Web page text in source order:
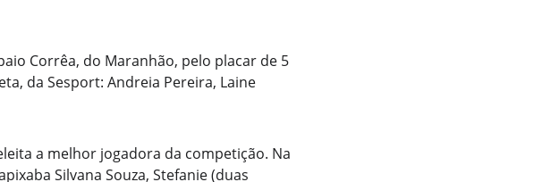
Corrêa, do Maranhão, pelo placar de 5
da Sesport: Andreia Pereira, Laine
a melhor jogadora da competição. Na
Silvana Souza, Stefanie (duas